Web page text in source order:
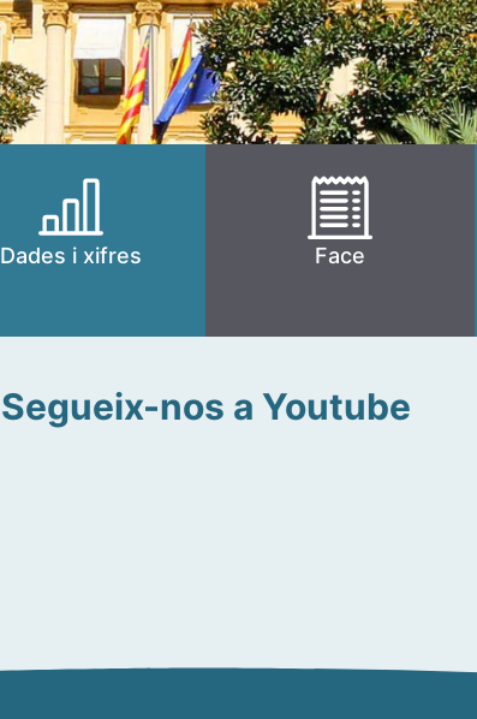
Dades i xifres Face
Segueix-nos a Youtube